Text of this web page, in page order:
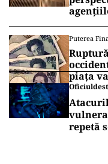
Puterea
piața
repetă